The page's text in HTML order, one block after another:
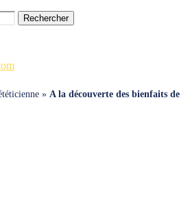
Rechercher
» A la découverte des bienfaits de